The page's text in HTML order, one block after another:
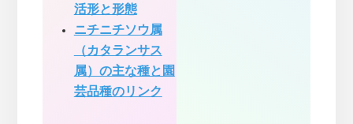
活形と形態
ニチニチソウ属
（カタランサス
属）の主な種と園
芸品種のリンク